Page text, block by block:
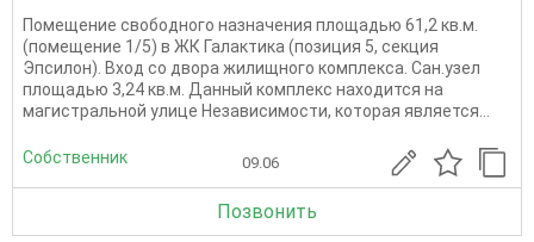
Помещение свободного назначения площадью 61,2 кв.м.
(помещение 1/5) в ЖК Галактика (позиция 5, секция
Эпсилон). Вход со двора жилищного комплекса. Сан.узел
площадью 3,24 кв.м. Данный комплекс находится на
магистральной улице Независимости, которая является...
Собственник 09.06
Позвонить